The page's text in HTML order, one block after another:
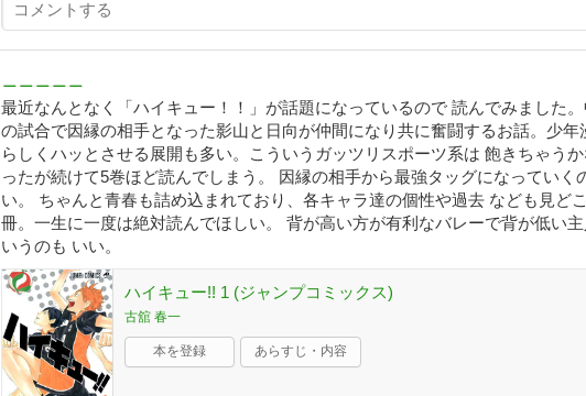
最近なんとなく「ハイキュー！！」が話題になっているので 読んでみました
の試合で因縁の相手となった影山と日向が仲間になり共に奮闘するお話。少年
らしくハッとさせる展開も多い。こういうガッツリスポーツ系は 飽きちゃう
ったが続けて5巻ほど読んでしまう。 因縁の相手から最強タッグになっていく
い。 ちゃんと青春も詰め込まれており、各キャラ達の個性や過去 なども見ど
冊。一生に一度は絶対読んでほしい。 背が高い方が有利なバレーで背が低い主
いうのも いい。
ハイキュー!! 1 (ジャンプコミックス)
古舘 春一
本を登録 あらすじ・内容